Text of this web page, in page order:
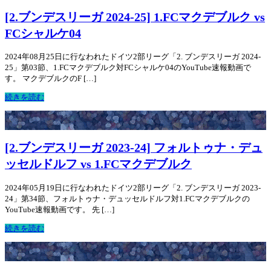
[2.ブンデスリーガ 2024-25] 1.FCマクデブルク vs
FCシャルケ04
2024年08月25日に行なわれたドイツ2部リーグ「2. ブンデスリーガ 2024-
25」第03節、1.FCマクデブルク対FCシャルケ04のYouTube速報動画で
す。 マクデブルクのF […]
続きを読む
[2.ブンデスリーガ 2023-24] フォルトゥナ・デュ
ッセルドルフ vs 1.FCマクデブルク
2024年05月19日に行なわれたドイツ2部リーグ「2. ブンデスリーガ 2023-
24」第34節、フォルトゥナ・デュッセルドルフ対1.FCマクデブルクの
YouTube速報動画です。 先 […]
続きを読む